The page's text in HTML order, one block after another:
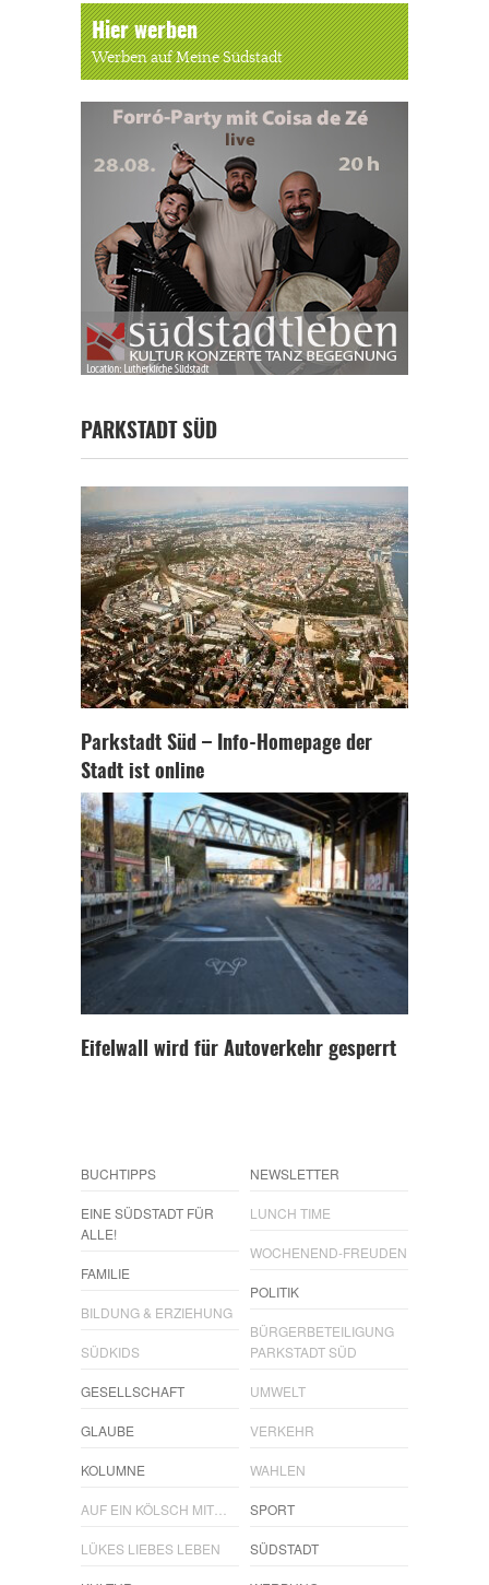
Hier werben
Werben auf Meine Südstadt
PARKSTADT SÜD
Parkstadt Süd – Info-Homepage der
Stadt ist online
Eifelwall wird für Autoverkehr gesperrt
BUCHTIPPS
EINE SÜDSTADT FÜR
ALLE!
FAMILIE
BILDUNG & ERZIEHUNG
SÜDKIDS
GESELLSCHAFT
GLAUBE
KOLUMNE
AUF EIN KÖLSCH MIT…
LÜKES LIEBES LEBEN
NEWSLETTER
LUNCH TIME
WOCHENEND-FREUDEN
POLITIK
BÜRGERBETEILIGUNG
PARKSTADT SÜD
UMWELT
VERKEHR
WAHLEN
SPORT
SÜDSTADT